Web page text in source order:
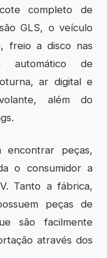
completo de
GLS, o veículo
freio a disco nas
automático de
ar digital e
além do
peças,
o consumidor a
Tanto a fábrica,
peças de
são facilmente
através dos